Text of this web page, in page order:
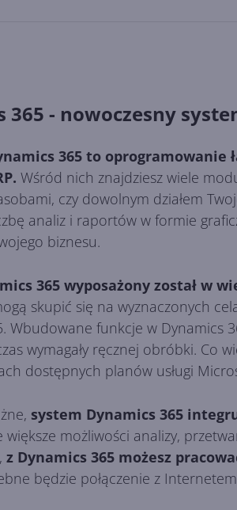
365 - nowoczesny
365 to oprogramowanie
Wśród nich znajdziesz wiele
czy dowolnym działem
analiz i raportów w formie
biznesu.
365 wyposażony został w
skupić się na wyznaczonych
Wbudowane funkcje w Dynamics
wymagały ręcznej obróbki. Co
dostępnych planów usługi
system Dynamics 365
większe możliwości analizy,
z Dynamics 365 możesz
będzie połączenie z